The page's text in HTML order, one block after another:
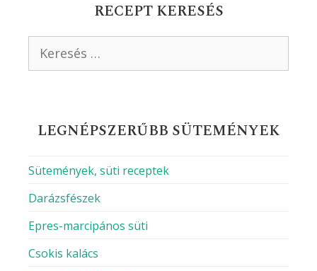
RECEPT KERESÉS
LEGNÉPSZERŰBB SÜTEMÉNYEK
Sütemények, süti receptek
Darázsfészek
Epres-marcipános süti
Csokis kalács